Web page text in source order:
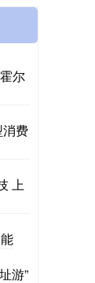
尔
费
上
游”